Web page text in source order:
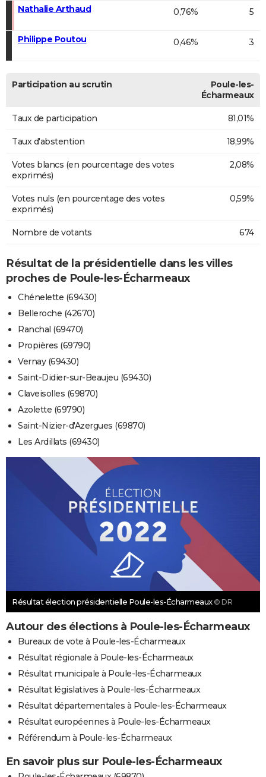
Nathalie Arthaud 0,76% 5
Philippe Poutou 0,46% 3
Participation au scrutin
Poule-les-
Écharmeaux
Taux de participation 81,01%
Taux d'abstention 18,99%
Votes blancs (en pourcentage des votes
exprimés)
2,08%
Votes nuls (en pourcentage des votes
exprimés)
0,59%
Nombre de votants 674
Résultat de la présidentielle dans les villes
proches de Poule-les-Écharmeaux
Chénelette (69430)
Belleroche (42670)
Ranchal (69470)
Propières (69790)
Vernay (69430)
Saint-Didier-sur-Beaujeu (69430)
Claveisolles (69870)
Azolette (69790)
Saint-Nizier-d'Azergues (69870)
Les Ardillats (69430)
Résultat élection présidentielle Poule-les-Écharmeaux © DR
Autour des élections à Poule-les-Écharmeaux
Bureaux de vote à Poule-les-Écharmeaux
Résultat régionale à Poule-les-Écharmeaux
Résultat municipale à Poule-les-Écharmeaux
Résultat législatives à Poule-les-Écharmeaux
Résultat départementales à Poule-les-Écharmeaux
Résultat européennes à Poule-les-Écharmeaux
Référendum à Poule-les-Écharmeaux
En savoir plus sur Poule-les-Écharmeaux